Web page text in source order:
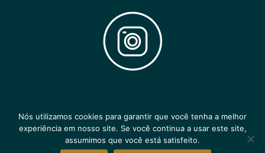
@Copyright - as imagens autorais deste website pertencem ao
Nós utilizamos cookies para garantir que você tenha a melhor
experiência em nosso site. Se você continua a usar este site,
assumimos que você está satisfeito.